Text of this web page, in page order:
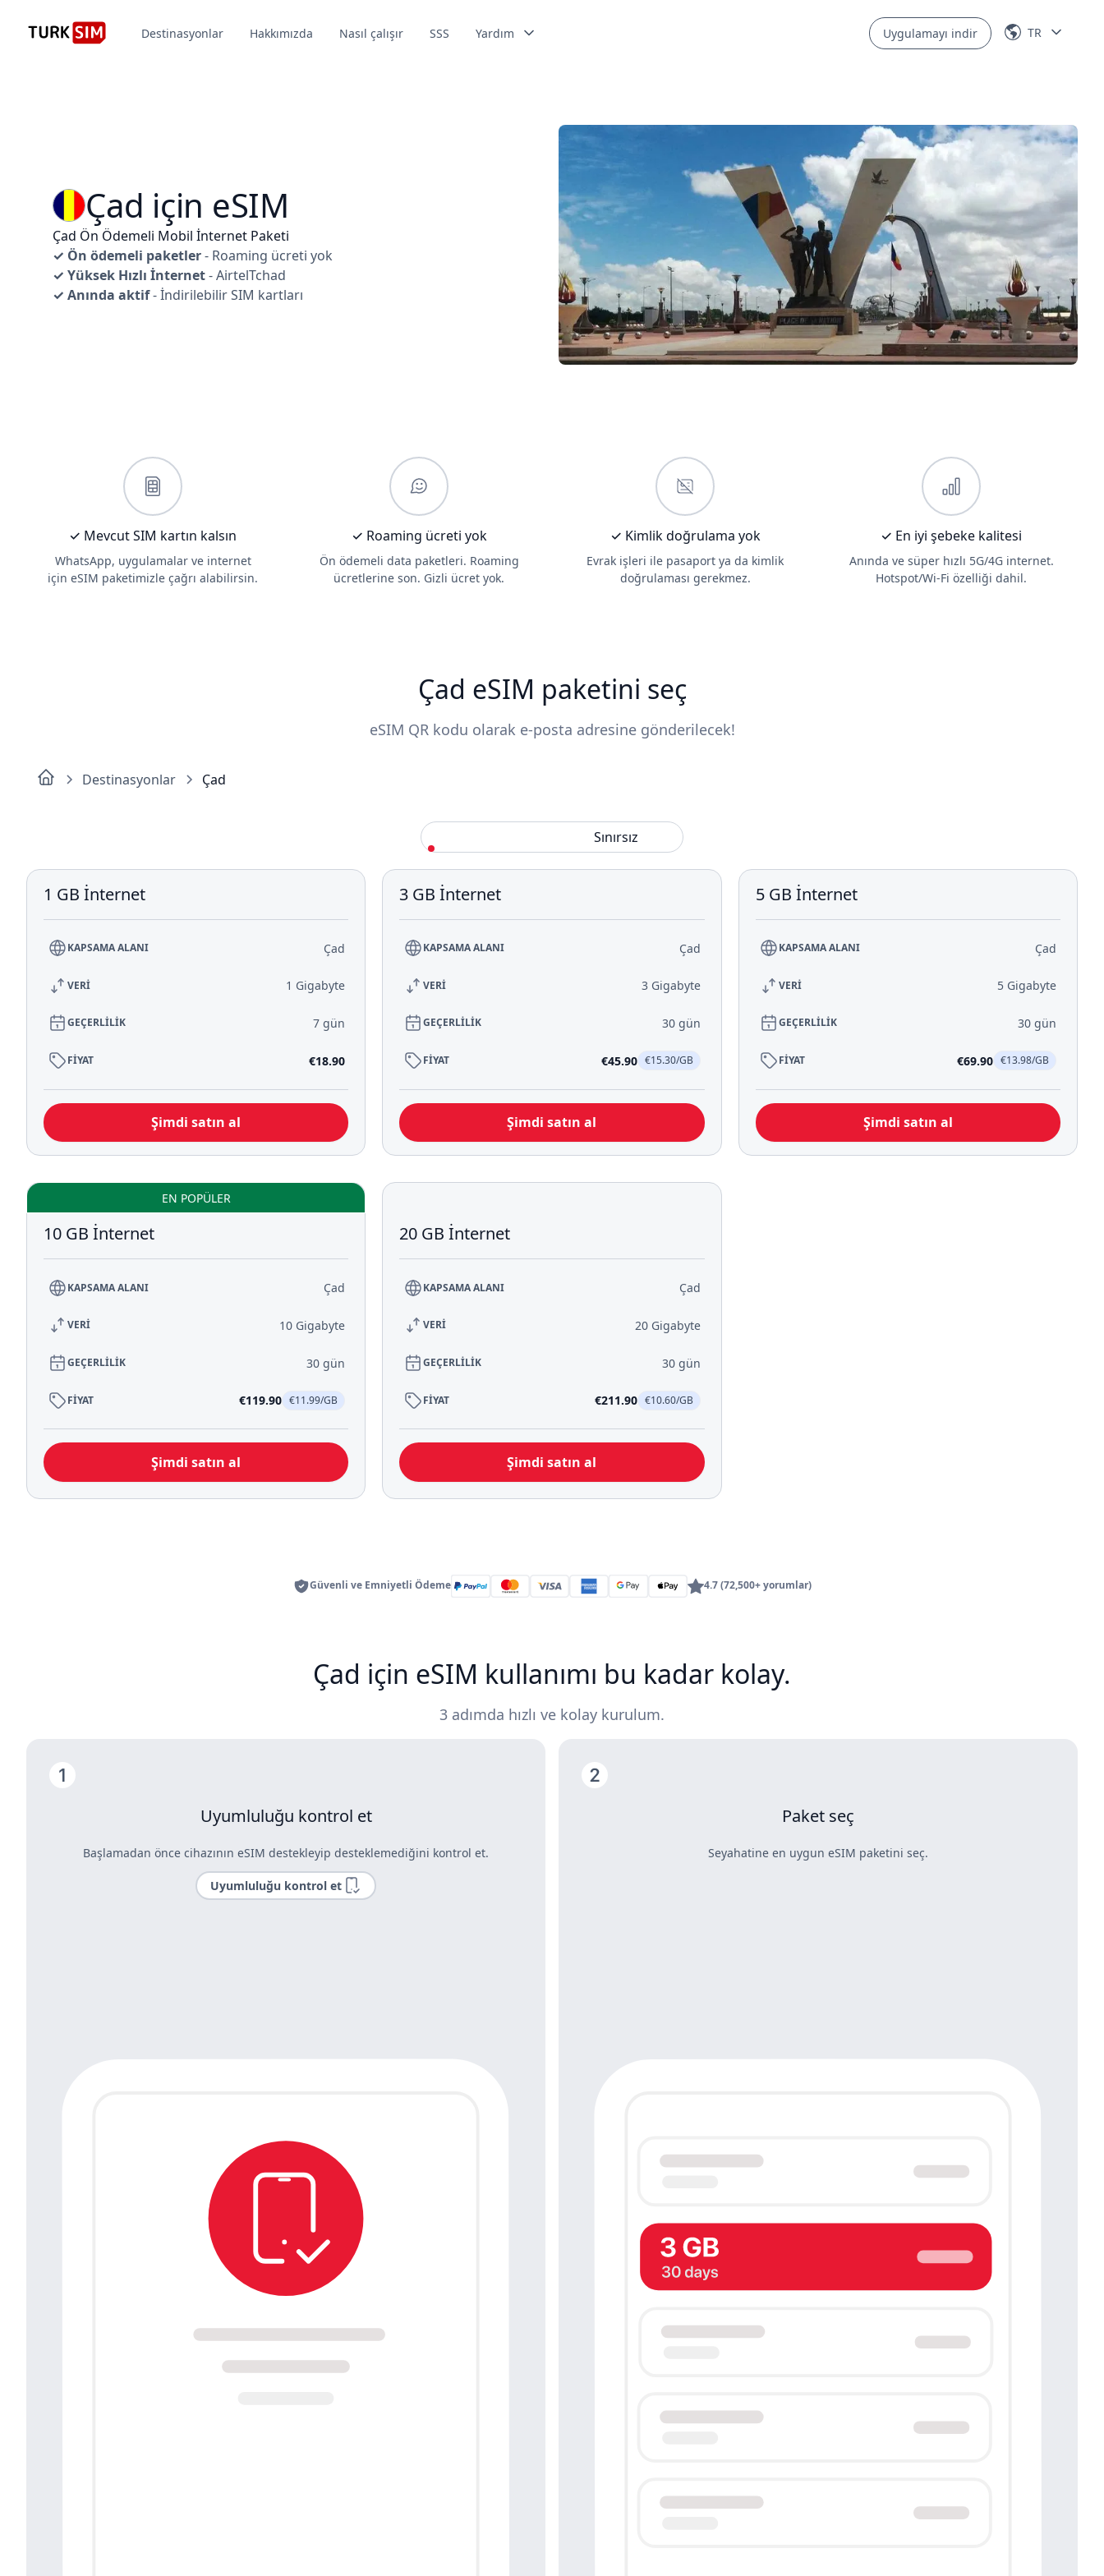
Destinasyonlar Hakkımızda Nasıl çalışır SSS Yardım Uygulamayı indir TR
Çad için eSIM
Çad Ön Ödemeli Mobil İnternet Paketi
✓ Ön ödemeli paketler- Roaming ücreti yok
✓ Yüksek Hızlı İnternet- AirtelTchad
✓ Anında aktif- İndirilebilir SIM kartları
✓ Mevcut SIM kartın kalsın
WhatsApp, uygulamalar ve internet
için eSIM paketimizle çağrı alabilirsin.
✓ Roaming ücreti yok
Ön ödemeli data paketleri. Roaming
ücretlerine son. Gizli ücret yok.
✓ Kimlik doğrulama yok
Evrak işleri ile pasaport ya da kimlik
doğrulaması gerekmez.
✓ En iyi şebeke kalitesi
Anında ve süper hızlı 5G/4G internet.
Hotspot/Wi-Fi özelliği dahil.
Çad eSIM paketini seç
eSIM QR kodu olarak e-posta adresine gönderilecek!
Destinasyonlar Çad
Sınırsız
1 GB İnternet
KAPSAMA ALANI Çad
VERİ 1 Gigabyte
GEÇERLİLİK 7 gün
FİYAT €18.90
Şimdi satın al
3 GB İnternet
KAPSAMA ALANI Çad
VERİ 3 Gigabyte
GEÇERLİLİK 30 gün
FİYAT €45.90 €15.30/GB
Şimdi satın al
5 GB İnternet
KAPSAMA ALANI Çad
VERİ 5 Gigabyte
GEÇERLİLİK 30 gün
FİYAT €69.90 €13.98/GB
Şimdi satın al
EN POPÜLER
10 GB İnternet
KAPSAMA ALANI Çad
VERİ 10 Gigabyte
GEÇERLİLİK 30 gün
FİYAT €119.90 €11.99/GB
Şimdi satın al
20 GB İnternet
KAPSAMA ALANI Çad
VERİ 20 Gigabyte
GEÇERLİLİK 30 gün
FİYAT €211.90 €10.60/GB
Şimdi satın al
Güvenli ve Emniyetli Ödeme 4.7 (72,500+ yorumlar)
Çad için eSIM kullanımı bu kadar kolay.
3 adımda hızlı ve kolay kurulum.
Uyumluluğu kontrol et
Başlamadan önce cihazının eSIM destekleyip desteklemediğini kontrol et.
Uyumluluğu kontrol et
Paket seç
Seyahatine en uygun eSIM paketini seç.